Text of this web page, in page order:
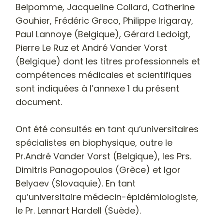
Belpomme, Jacqueline Collard, Catherine
Gouhier, Frédéric Greco, Philippe Irigaray,
Paul Lannoye (Belgique), Gérard Ledoigt,
Pierre Le Ruz et André Vander Vorst
(Belgique) dont les titres professionnels et
compétences médicales et scientifiques
sont indiquées à l’annexe 1 du présent
document.
Ont été consultés en tant qu’universitaires
spécialistes en biophysique, outre le
Pr.André Vander Vorst (Belgique), les Prs.
Dimitris Panagopoulos (Grèce) et Igor
Belyaev (Slovaquie). En tant
qu’universitaire médecin-épidémiologiste,
le Pr. Lennart Hardell (Suède).